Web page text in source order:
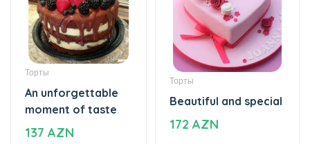
Торты
An unforgettable
moment of taste
137 AZN
Торты
Beautiful and special
172 AZN